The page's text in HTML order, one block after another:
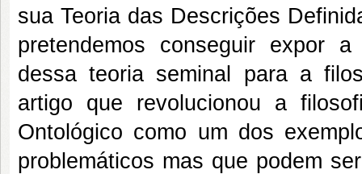
sua Teoria das Descrições
pretendemos conseguir expor
dessa teoria seminal para a
artigo que revolucionou a
Ontológico como um dos
problemáticos mas que podem